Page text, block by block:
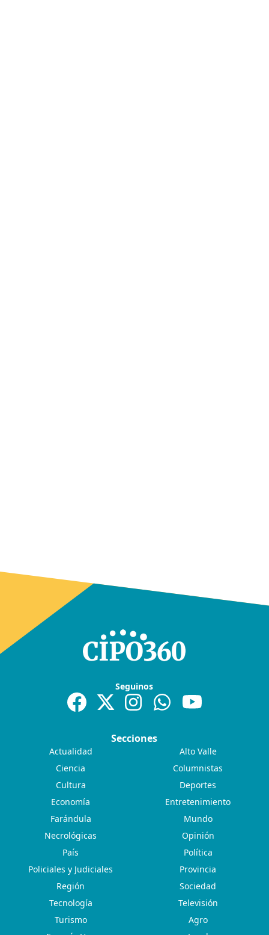
Seguinos
Secciones
Actualidad
Alto Valle
Ciencia
Columnistas
Cultura
Deportes
Economía
Entretenimiento
Farándula
Mundo
Necrológicas
Opinión
País
Política
Policiales y Judiciales
Provincia
Región
Sociedad
Tecnología
Televisión
Turismo
Agro